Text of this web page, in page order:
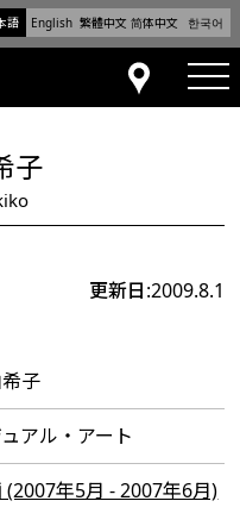
語 English 繁體中文 简体中文 한국어
ーツアンド
アーツアンド
ョーアーツア
ニュース
アクセス
子
更新日:2009.8.1
子
アル・アート
(2007年5月 - 2007年6月)